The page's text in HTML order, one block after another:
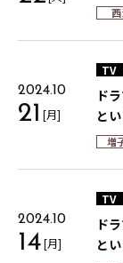
2024.10
21 [月]
TV
ド
と
増
2024.10
14[月]
TV
ド
と